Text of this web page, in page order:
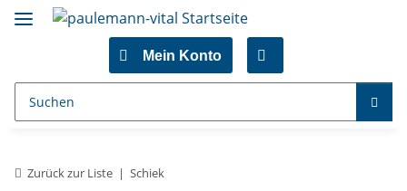
Mein Konto
Zurück zur Liste Schiek